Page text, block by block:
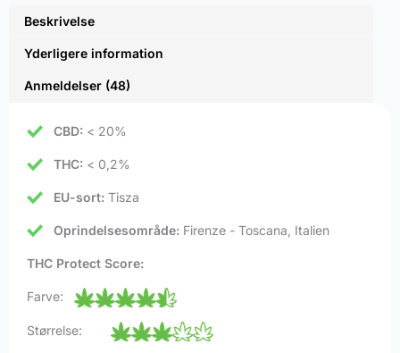
Beskrivelse
Yderligere information
Anmeldelser (48)
CBD: < 20%
THC: < 0,2%
EU-sort: Tisza
Oprindelsesområde: Firenze - Toscana, Italien
THC Protect Score:
Farve:
Størrelse: